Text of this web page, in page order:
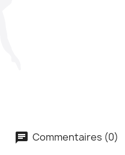
Commentaires (0)